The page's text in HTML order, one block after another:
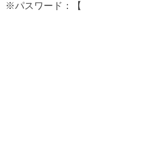
※パスワード：【